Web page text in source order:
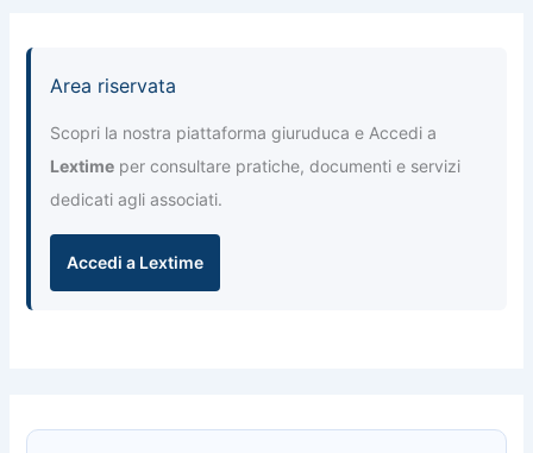
Area riservata
Scopri la nostra piattaforma giuruduca e Accedi a
Lextime per consultare pratiche, documenti e servizi
dedicati agli associati.
Accedi a Lextime